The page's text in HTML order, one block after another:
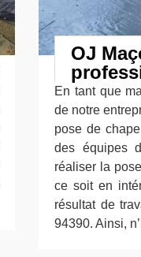
OJ
En tant que
de notre
pose de
des équipes
réaliser la
ce soit en
résultat de
94390. Ainsi,